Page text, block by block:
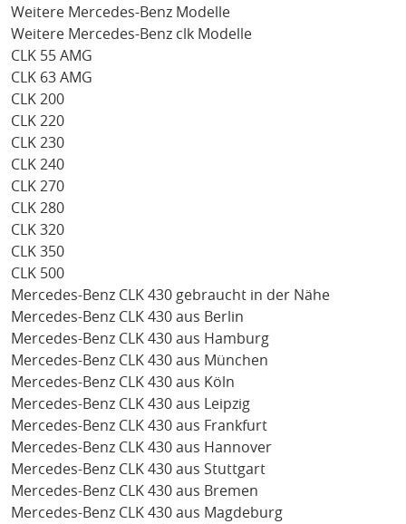
Weitere Mercedes-Benz Modelle
Weitere Mercedes-Benz clk Modelle
CLK 55 AMG
CLK 63 AMG
CLK 200
CLK 220
CLK 230
CLK 240
CLK 270
CLK 280
CLK 320
CLK 350
CLK 500
Mercedes-Benz CLK 430 gebraucht in der Nähe
Mercedes-Benz CLK 430 aus Berlin
Mercedes-Benz CLK 430 aus Hamburg
Mercedes-Benz CLK 430 aus München
Mercedes-Benz CLK 430 aus Köln
Mercedes-Benz CLK 430 aus Leipzig
Mercedes-Benz CLK 430 aus Frankfurt
Mercedes-Benz CLK 430 aus Hannover
Mercedes-Benz CLK 430 aus Stuttgart
Mercedes-Benz CLK 430 aus Bremen
Mercedes-Benz CLK 430 aus Magdeburg